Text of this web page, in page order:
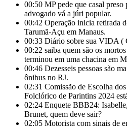
00:50 MP pede que casal
advogado vá a júri popular.
00:42 Operação inicia retirada
Tarumã-Açu em Manaus.
00:33 Diário sobre sua VIDA (
00:22 saiba quem são os
terminou em uma chacina em
00:46 Dezesseis pessoas são
ônibus no RJ.
02:31 Comissão de Escolha
Folclórico de Parintins 2024
02:24 Enquete BBB24:
Brunet, quem deve sair?
02:05 Motorista com sinais de